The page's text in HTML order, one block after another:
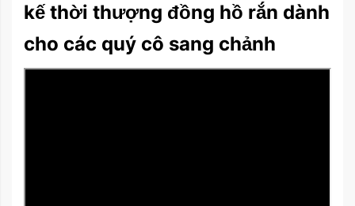
kế thời thượng đồng hồ rắn dành
cho các quý cô sang chảnh